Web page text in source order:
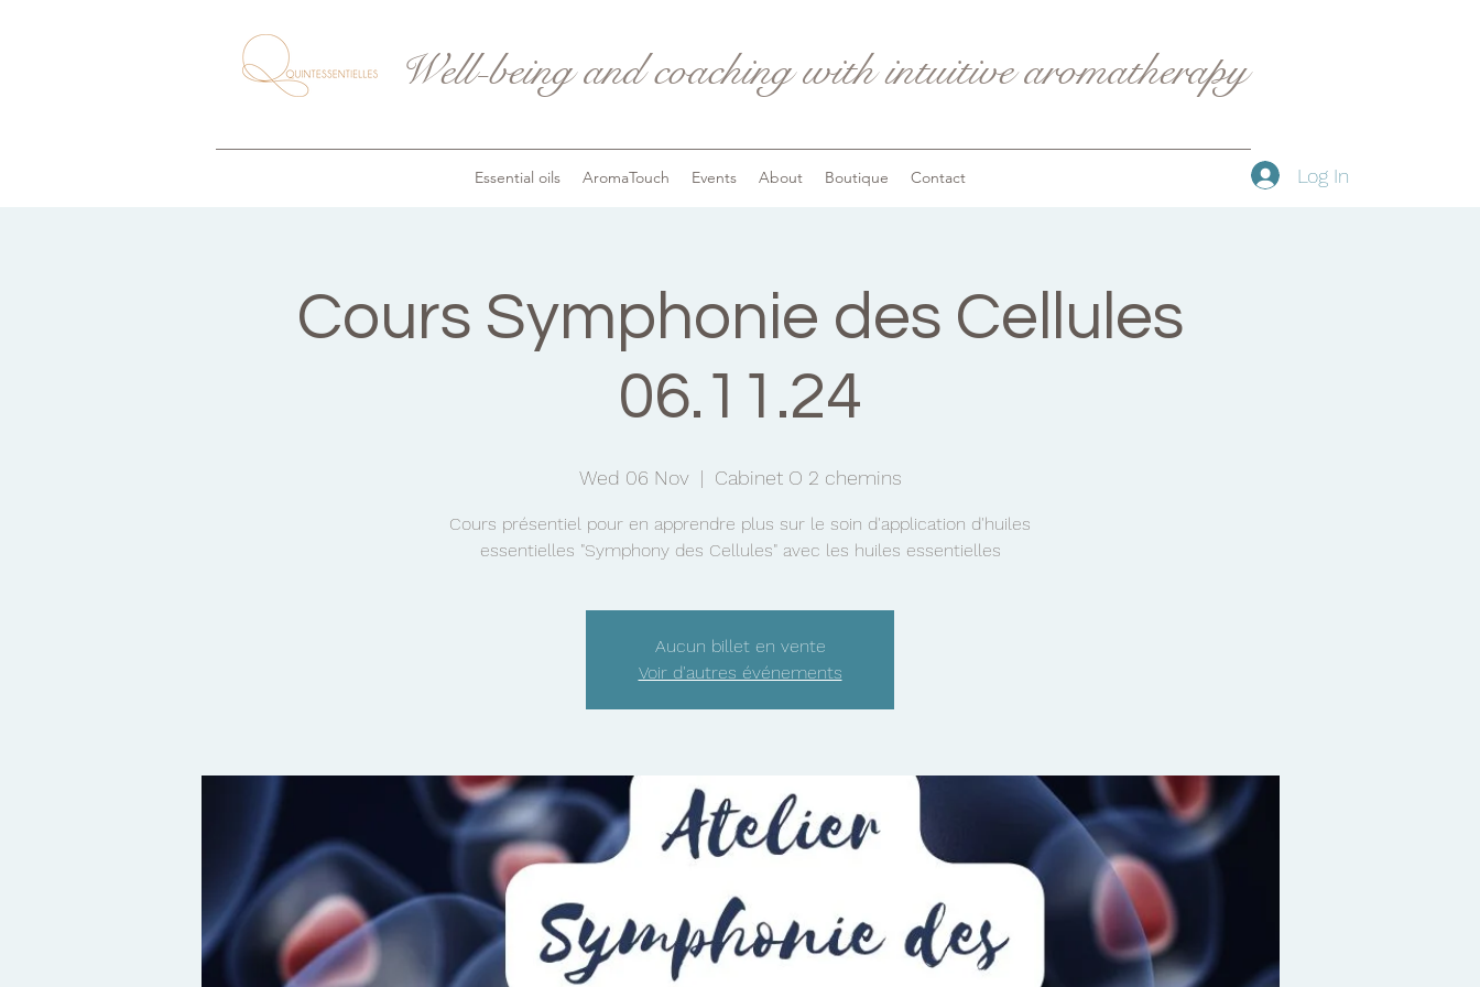
Well-being and coaching with intuitive aromatherapy
Essential oils AromaTouch Events About Boutique Contact Log In
Cours Symphonie des Cellules
06.11.24
Wed 06 Nov
  |
Cabinet O 2 chemins
Cours présentiel pour en apprendre plus sur le soin d'application d'huiles
essentielles "Symphony des Cellules" avec les huiles essentielles
Aucun billet en vente
Voir d'autres événements